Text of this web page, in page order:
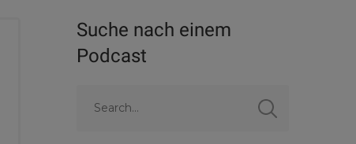
Suche nach einem
Podcast